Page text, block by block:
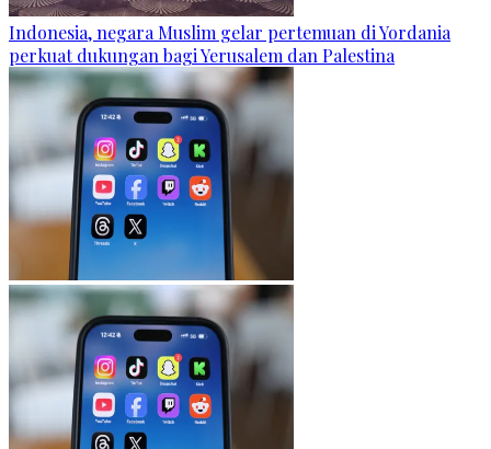
Indonesia, negara Muslim gelar pertemuan di Yordania
perkuat dukungan bagi Yerusalem dan Palestina